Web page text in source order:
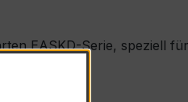
EASKD-Serie, speziell